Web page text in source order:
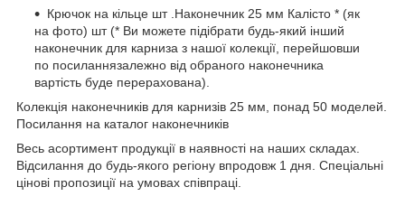
Крючок на кільце шт .Наконечник 25 мм Калісто * (як
на фото) шт (* Ви можете підібрати будь-який інший
наконечник для карниза з нашої колекції, перейшовши
по посиланнязалежно від обраного наконечника
вартість буде перерахована).
Колекція наконечників для карнизів 25 мм, понад 50 моделей.
Посилання на каталог наконечників
Весь асортимент продукції в наявності на наших складах.
Відсилання до будь-якого регіону впродовж 1 дня. Спеціальні
цінові пропозиції на умовах співпраці.